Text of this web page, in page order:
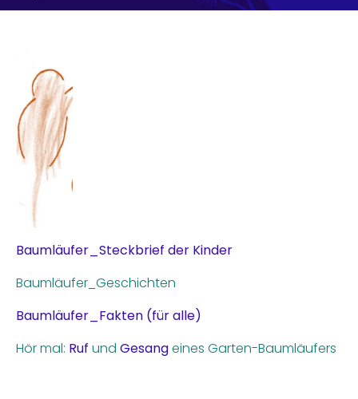
Baumläufer_Steckbrief der Kinder
Baumläufer_Geschichten
Baumläufer_Fakten (für alle)
Hör mal: Ruf und Gesangeines Garten-Baumläufers